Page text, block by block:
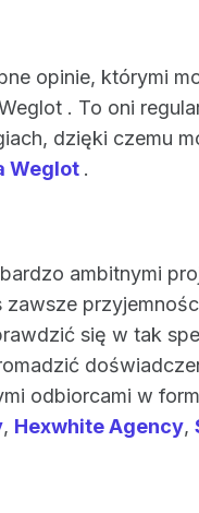
opinie, którymi
. To oni
dzięki czemu
Weglot .
ambitnymi
się w tak
odbiorcami w
, Hexwhite Agency,